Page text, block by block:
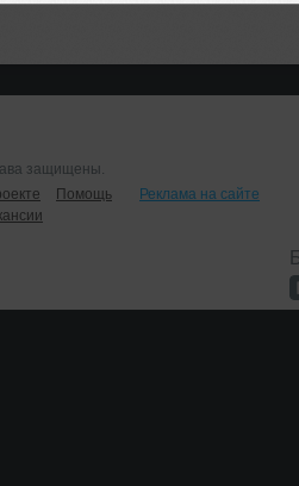
защищены.
Помощь
Реклама на сайте